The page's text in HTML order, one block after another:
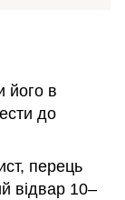
його в
до
перець
відвар 10–